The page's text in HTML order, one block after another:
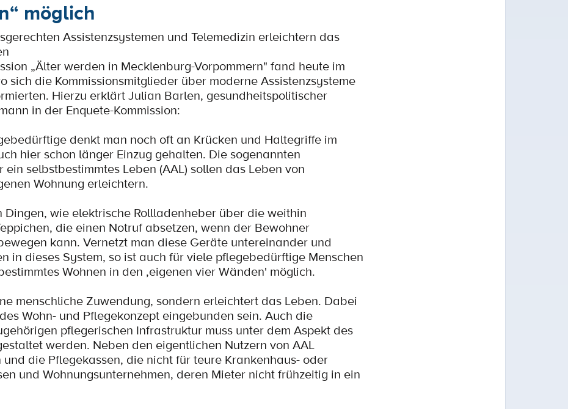
möglich
Assistenzsystemen und Telemedizin erleichtern das
„Älter werden in Mecklenburg-Vorpommern" fand heute im
sich die Kommissionsmitglieder über moderne Assistenzsysteme
Hierzu erklärt Julian Barlen, gesundheitspolitischer
in der Enquete-Kommission:
denkt man noch oft an Krücken und Haltegriffe im
hier schon länger Einzug gehalten. Die sogenannten
selbstbestimmtes Leben (AAL) sollen das Leben von
Wohnung erleichtern.
wie elektrische Rollladenheber über die weithin
die einen Notruf absetzen, wenn der Bewohner
kann. Vernetzt man diese Geräte untereinander und
in dieses System, so ist auch für viele pflegebedürftige Menschen
Wohnen in den ‚eigenen vier Wänden' möglich.
menschliche Zuwendung, sondern erleichtert das Leben. Dabei
Wohn- und Pflegekonzept eingebunden sein. Auch die
pflegerischen Infrastruktur muss unter dem Aspekt des
werden. Neben den eigentlichen Nutzern von AAL
die Pflegekassen, die nicht für teure Krankenhaus- oder
und Wohnungsunternehmen, deren Mieter nicht frühzeitig in ein